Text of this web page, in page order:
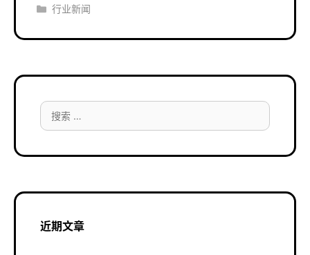
分
行业新闻
搜
索：
近期文章